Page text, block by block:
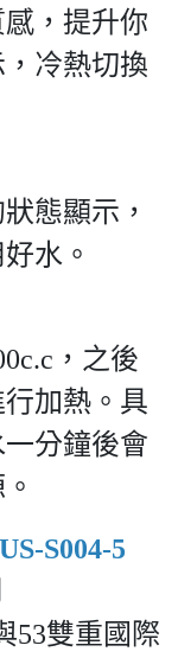
，提升你
冷熱切換
態顯示，
水。
，之後
加熱。具
分鐘後會
S004-5
53雙重國際